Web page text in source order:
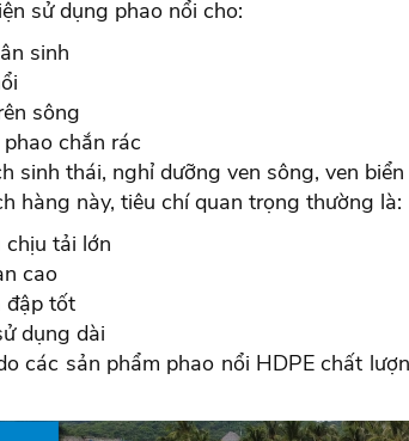
sử dụng phao nổi cho:
sinh
sông
chắn rác
sinh thái, nghỉ dưỡng ven sông, ven biển
hàng này, tiêu chí quan trọng thường là:
chịu tải lớn
cao
đập tốt
dụng dài
các sản phẩm phao nổi HDPE chất